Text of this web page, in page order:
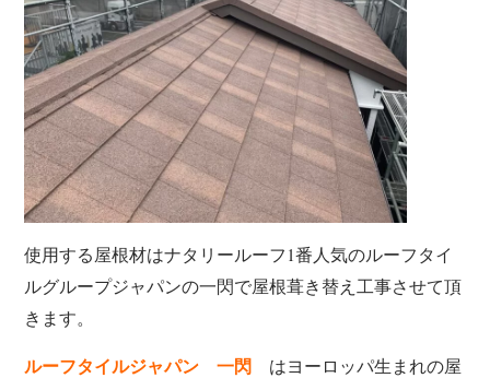
使用する屋根材はナタリールーフ1番人気のルーフタイ
ルグループジャパンの一閃で屋根葺き替え工事させて頂
きます。
ルーフタイルジャパン 一閃
はヨーロッパ生まれの屋